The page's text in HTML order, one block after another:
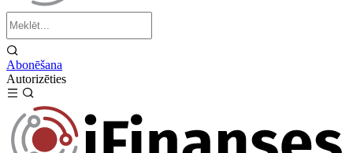
Abonēšana
Autorizēties